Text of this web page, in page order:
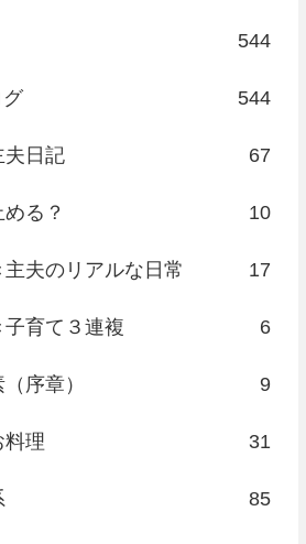
544
グ 544
夫日記 67
る？ 10
主夫のリアルな日常 17
子育て３連複 6
序章） 9
料理 31
85